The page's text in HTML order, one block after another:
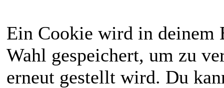
Ein Cookie wird in deinem
Wahl gespeichert, um zu
erneut gestellt wird. Du